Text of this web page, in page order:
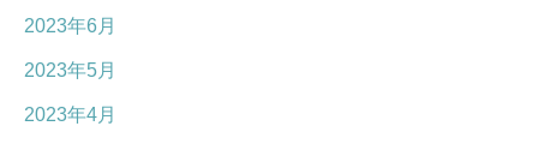
2023年6月
2023年5月
2023年4月